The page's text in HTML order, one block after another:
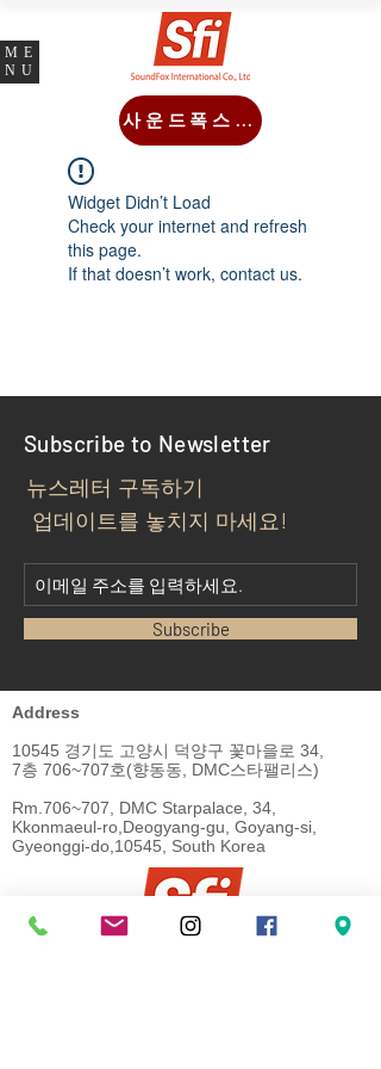
ME
NU
사운드폭스몰
Widget Didn’t Load
Check your internet and refresh
this page.
If that doesn’t work, contact us.
Subscribe to Newsletter
뉴스레터 구독하기
업데이트를 놓치지 마세요!
Subscribe
Address
10545 경기도 고양시 덕양구 꽃마을로 34,
7층 706~707호(향동동, DMC스타팰리스)
Rm.706~707, DMC Starpalace, 34,
Kkonmaeul-ro, Deogyang-gu, Goyang-si,
Gyeonggi-do, 10545, South Korea